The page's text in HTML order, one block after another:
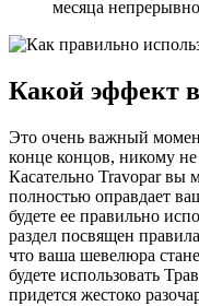
месяца
Какой эффект
Это очень важный
конце концов, никому не
Касательно Travopar вы
полностью оправдает
будете ее правильно
раздел посвящен
что ваша шевелюра
будете использовать
придется жестоко